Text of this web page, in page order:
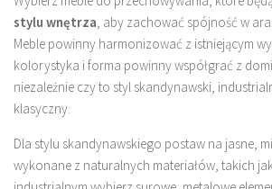
stylu wnętrza, aby zachować spójność w
Meble powinny harmonizować z istniejącym
kolorystyka i forma powinny współgrać z
niezależnie czy to styl skandynawski,
klasyczny.
Dla stylu skandynawskiego postaw na jasne,
wykonane z naturalnych materiałów, takich